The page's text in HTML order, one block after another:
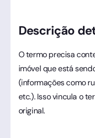
Descrição
O termo precisa
imóvel que está
(informações como
etc.). Isso vincula o
original.